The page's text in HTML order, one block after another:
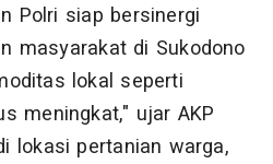
Polri siap bersinergi
masyarakat di Sukodono
lokal seperti
meningkat," ujar AKP
lokasi pertanian warga,